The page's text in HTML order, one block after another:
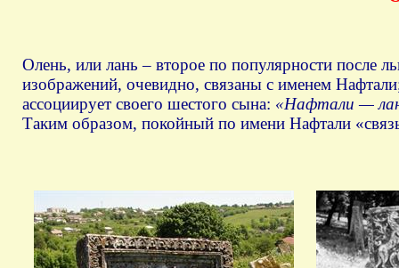
Олень, или лань – второе по популярности после
изображений, очевидно, связаны с именем
ассоциирует своего шестого сына: «Нафтали —
Таким образом, покойный по имени Нафтали